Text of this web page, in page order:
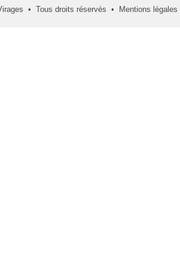
• Tous droits réservés • Mentions légales